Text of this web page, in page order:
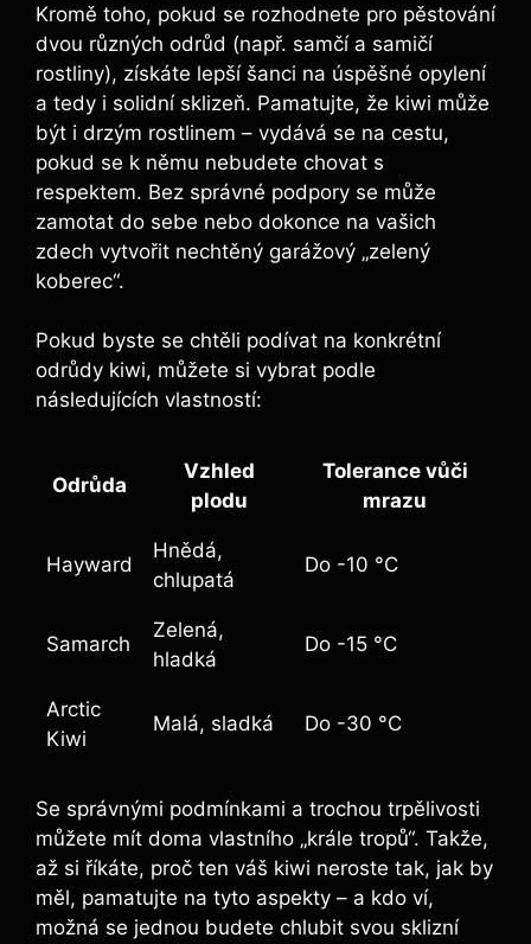
Kromě toho, pokud se rozhodnete pro pěstování
dvou různých odrůd (např. samčí a samičí
rostliny), získáte lepší šanci na úspěšné opylení
a tedy i solidní sklizeň. Pamatujte, že kiwi může
být i drzým rostlinem – vydává se na cestu,
pokud se k němu nebudete chovat s
respektem. Bez správné podpory se může
zamotat do sebe nebo dokonce na vašich
zdech vytvořit nechtěný garážový „zelený
koberec“.
Pokud byste se chtěli podívat na konkrétní
odrůdy kiwi, můžete si vybrat podle
následujících vlastností:
Odrůda
Vzhled
plodu
Tolerance vůči
mrazu
Hayward
Hnědá,
chlupatá
Do -10 °C
Samarch
Zelená,
hladká
Do -15 °C
Arctic
Kiwi
Malá, sladká Do -30 °C
Se správnými podmínkami a trochou trpělivosti
můžete mít doma vlastního „krále tropů“. Takže,
až si říkáte, proč ten váš kiwi neroste tak, jak by
měl, pamatujte na tyto aspekty – a kdo ví,
možná se jednou budete chlubit svou sklizní